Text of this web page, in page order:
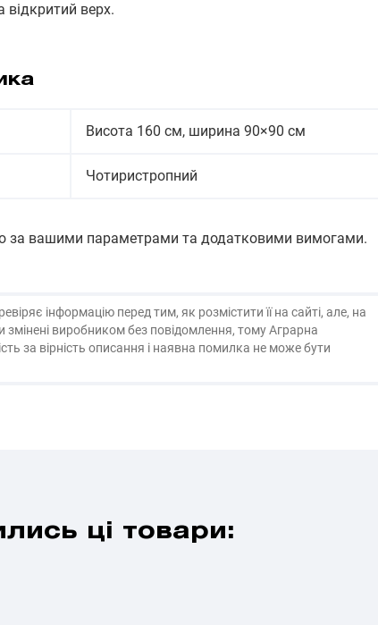
відкритий верх.
Висота 160 см, ширина 90×90 см
Чотиристропний
за вашими параметрами та додатковими вимогами.
інформацію перед тим, як розмістити її на сайті, але, на
виробником без повідомлення, тому Аграрна
за вірність описання і наявна помилка не може бути
ці товари: